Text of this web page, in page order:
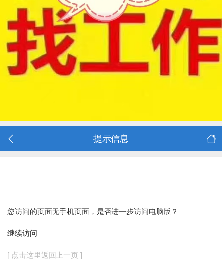
提示信息
您访问的页面无手机页面，是否进一步访问电脑版？
继续访问
[ 点击这里返回上一页 ]